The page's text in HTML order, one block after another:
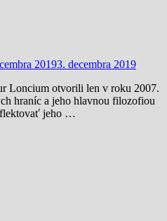
20193. decembra 2019
Loncium otvorili len v roku 2007.
hraníc a jeho hlavnou filozofiou
jeho …